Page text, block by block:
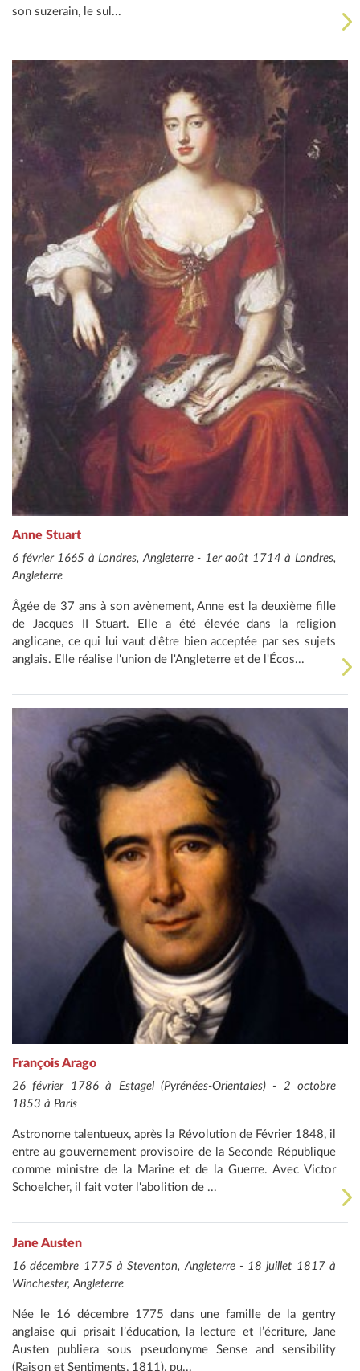
son suzerain, le sul...
Anne Stuart
6 février 1665 à Londres, Angleterre - 1er août 1714 à Londres,
Angleterre
Âgée de 37 ans à son avènement, Anne est la deuxième fille
de Jacques II Stuart. Elle a été élevée dans la religion
anglicane, ce qui lui vaut d'être bien acceptée par ses sujets
anglais. Elle réalise l'union de l'Angleterre et de l'Écos...
François Arago
26 février 1786 à Estagel (Pyrénées-Orientales) - 2 octobre
1853 à Paris
Astronome talentueux, après la Révolution de Février 1848, il
entre au gouvernement provisoire de la Seconde République
comme ministre de la Marine et de la Guerre. Avec Victor
Schoelcher, il fait voter l'abolition de ...
Jane Austen
16 décembre 1775 à Steventon, Angleterre - 18 juillet 1817 à
Winchester, Angleterre
Née le 16 décembre 1775 dans une famille de la gentry
anglaise qui prisait l’éducation, la lecture et l’écriture, Jane
Austen publiera sous pseudonyme Sense and sensibility
(Raison et Sentiments, 1811), pu...